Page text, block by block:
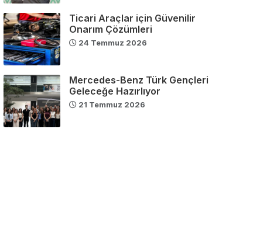
Ticari Araçlar için Güvenilir
Onarım Çözümleri
24 Temmuz 2026
Mercedes-Benz Türk Gençleri
Geleceğe Hazırlıyor
21 Temmuz 2026